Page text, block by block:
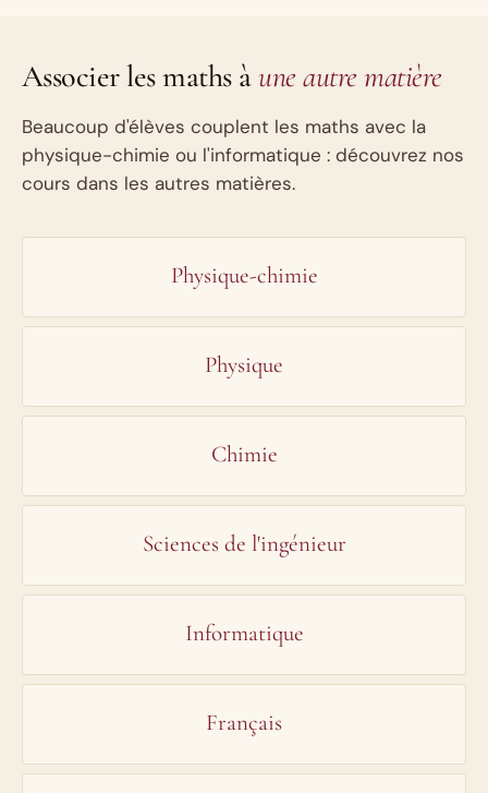
Associer les maths àune autre matière
Beaucoup d'élèves couplent les maths avec la
physique-chimie ou l'informatique : découvrez nos
cours dans les autres matières.
Physique-chimie
Physique
Chimie
Sciences de l'ingénieur
Informatique
Français